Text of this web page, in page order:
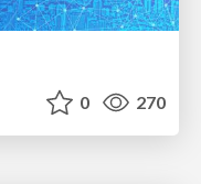
0 270